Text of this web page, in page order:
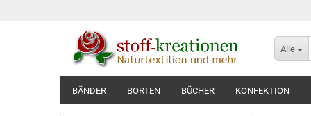
Alle
BÄNDER BORTEN BÜCHER KONFEKTION